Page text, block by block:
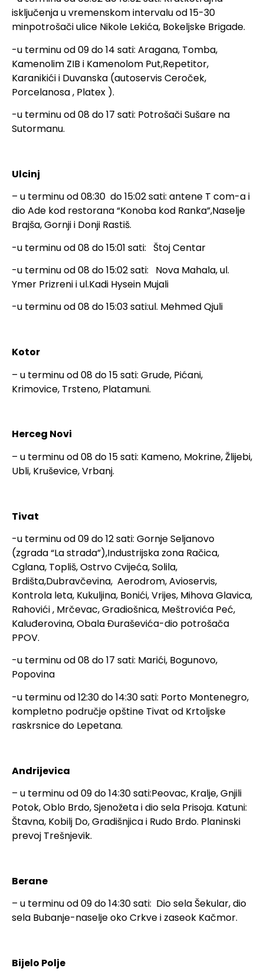
isključenja u vremenskom intervalu od 15-30
minpotrošači ulice Nikole Lekića, Bokeljske Brigade.
-u terminu od 09 do 14 sati: Aragana, Tomba,
Kamenolim ZIB i Kamenolom Put,Repetitor,
Karanikići i Duvanska (autoservis Ceroček,
Porcelanosa , Platex ).
-u terminu od 08 do 17 sati: Potrošači Sušare na
Sutormanu.
Ulcinj
– u terminu od 08:30 do 15:02 sati: antene T com-a i
dio Ade kod restorana “Konoba kod Ranka”,Naselje
Brajša, Gornji i Donji Rastiš.
-u terminu od 08 do 15:01 sati: Štoj Centar
-u terminu od 08 do 15:02 sati: Nova Mahala, ul.
Ymer Prizreni i ul.Kadi Hysein Mujali
-u terminu od 08 do 15:03 sati:ul. Mehmed Qjuli
Kotor
– u terminu od 08 do 15 sati: Grude, Pićani,
Krimovice, Trsteno, Platamuni.
Herceg Novi
– u terminu od 08 do 15 sati: Kameno, Mokrine, Žlijebi,
Ubli, Kruševice, Vrbanj.
Tivat
-u terminu od 09 do 12 sati: Gornje Seljanovo
(zgrada “La strada”),Industrijska zona Račica,
Cglana, Topliš, Ostrvo Cvijeća, Solila,
Brdišta,Dubravčevina, Aerodrom, Avioservis,
Kontrola leta, Kukuljina, Bonići, Vrijes, Mihova Glavica,
Rahovići , Mrčevac, Gradiošnica, Meštrovića Peć,
Kaluđerovina, Obala Đuraševića-dio potrošača
PPOV.
-u terminu od 08 do 17 sati: Marići, Bogunovo,
Popovina
-u terminu od 12:30 do 14:30 sati: Porto Montenegro,
kompletno područje opštine Tivat od Krtoljske
raskrsnice do Lepetana.
Andrijevica
– u terminu od 09 do 14:30 sati:Peovac, Kralje, Gnjili
Potok, Oblo Brdo, Sjenožeta i dio sela Prisoja. Katuni:
Štavna, Kobilj Do, Gradišnjica i Rudo Brdo. Planinski
prevoj Trešnjevik.
Berane
– u terminu od 09 do 14:30 sati: Dio sela Šekular, dio
sela Bubanje-naselje oko Crkve i zaseok Kačmor.
Bijelo Polje